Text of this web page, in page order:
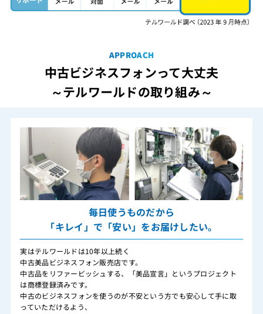
APPROACH
中古ビジネスフォンって大丈夫
～テルワールドの取り組み～
毎日使うものだから
「キレイ」で「安い」をお届けしたい。
実はテルワールドは10年以上続く
中古美品ビジネスフォン販売店です。
中古品をリファービッシュする、「美品宣言」というプロジェクト
は商標登録済みです。
中古のビジネスフォンを使うのが不安という方でも安心して手に取
っていただけるよう、